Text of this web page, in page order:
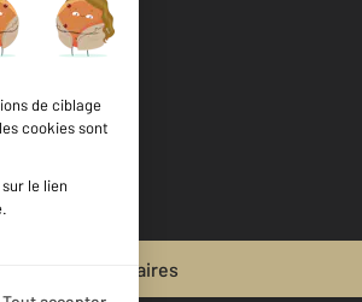
d'honoraires